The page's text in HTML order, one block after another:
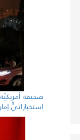
صحيفة
استخباراتيٍّ